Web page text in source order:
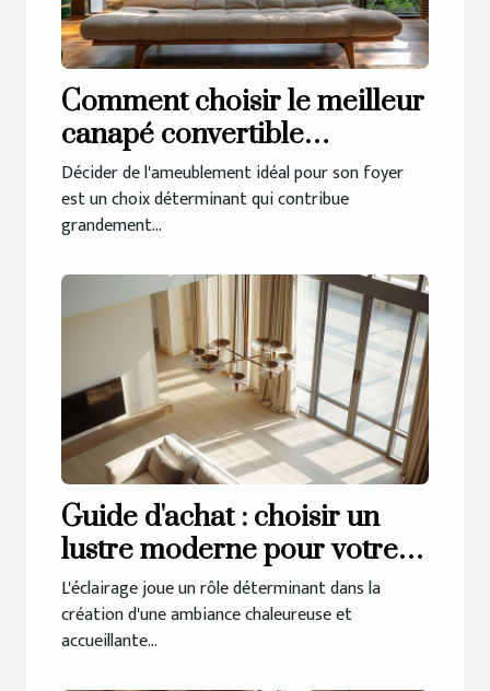
Comment choisir le meilleur
canapé convertible
déhoussable pour votre
maison
Décider de l'ameublement idéal pour son foyer
est un choix déterminant qui contribue
grandement...
Guide d'achat : choisir un
lustre moderne pour votre
salon
L'éclairage joue un rôle déterminant dans la
création d'une ambiance chaleureuse et
accueillante...